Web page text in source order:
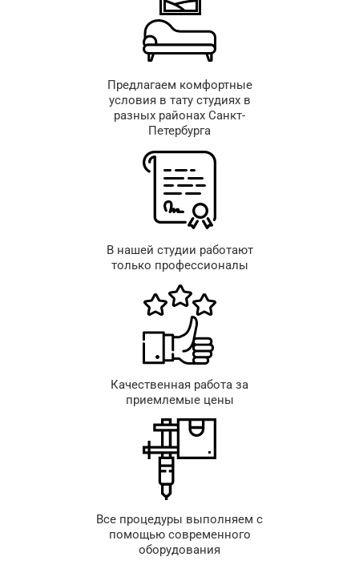
Предлагаем комфортные
условия в тату студиях в
разных районах Санкт-
Петербурга
В нашей студии работают
только профессионалы
Качественная работа за
приемлемые цены
Все процедуры выполняем с
помощью современного
оборудования